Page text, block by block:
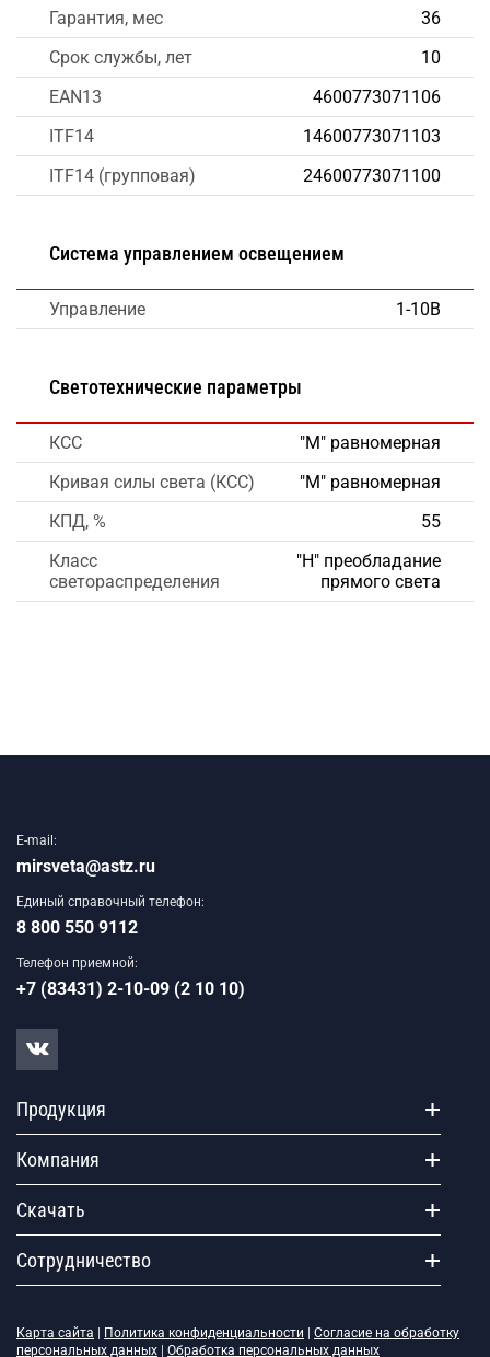
Гарантия, мес
36
Срок службы, лет
10
EAN13
4600773071106
ITF14
14600773071103
ITF14 (групповая)
24600773071100
Система управлением освещением
Управление 1-10В
Светотехнические параметры
КСС
"М" равномерная
Кривая силы света (КСС)
"М" равномерная
КПД, %
55
Класс
светораспределения
"Н" преобладание
прямого света
E-mail:
mirsveta@astz.ru
Единый справочный телефон:
8 800 550 9112
Телефон приемной:
+7 (83431) 2-10-09 (2 10 10)
Продукция
Компания
Скачать
Сотрудничество
Карта сайта Политика конфиденциальности
Согласие на обработку
персональных данных
Обработка персональных данных